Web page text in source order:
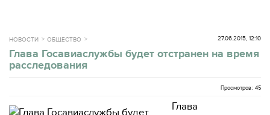
НОВОСТИ ОБЩЕСТВО 27.06.2015, 12:10
Глава Госавиаслужбы будет отстранен на время
расследования
Просмотров: 45
Глава